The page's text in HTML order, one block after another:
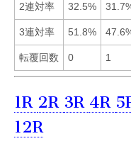
2連対率 32.5%
3連対率 51.8%
転覆回数 0 1
1R 2R 3R 4R
12R